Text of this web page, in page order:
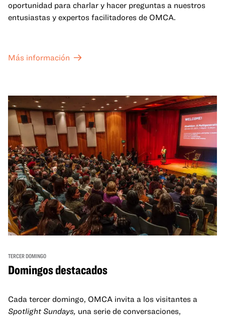
oportunidad para charlar y hacer preguntas a nuestros
entusiastas y expertos facilitadores de OMCA.
Más información
TERCER DOMINGO
Domingos destacados
Cada tercer domingo, OMCA invita a los visitantes a
Spotlight Sundays, una serie de conversaciones,